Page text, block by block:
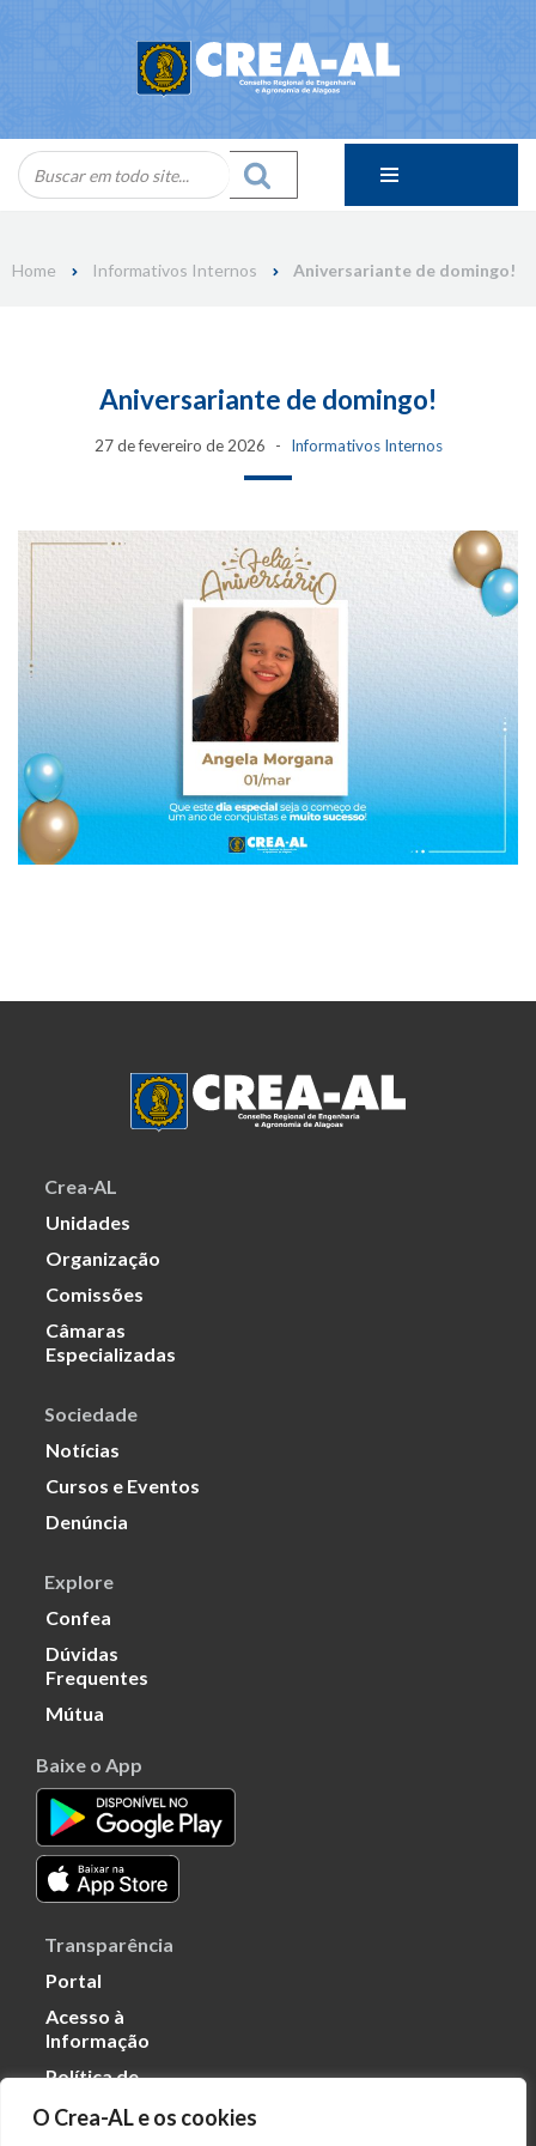
O Crea-AL e os cookies
Home Informativos Internos Aniversariante de domingo!
Aniversariante de domingo!
27 de fevereiro de 2026 Informativos Internos
Crea-AL
Unidades
Organização
Comissões
Câmaras
Especializadas
Sociedade
Notícias
Cursos e Eventos
Denúncia
Explore
Confea
Dúvidas
Frequentes
Mútua
Baixe o App
Transparência
Portal
Acesso à
Informação
Política de
Dados